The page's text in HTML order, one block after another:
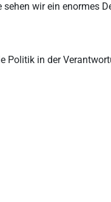
wir ein enormes
Politik in der